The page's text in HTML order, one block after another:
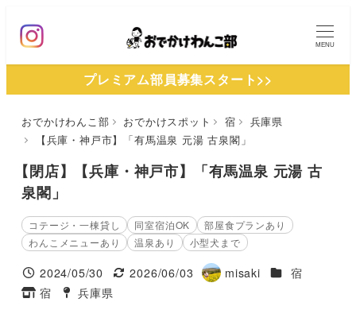
ン
MENU
プレミアム部員募集スタート>>
おでかけわんこ部 おでかけスポット 宿
兵庫県
【兵庫・神戸市】「有馬温泉 元湯 古泉閣」
【閉店】【兵庫・神戸市】「有馬温泉 元湯 古
泉閣」
コテージ・一棟貸し 同室宿泊OK
部屋食プランあり
わんこメニューあり
温泉あり 小型犬まで
投稿日
2024/05/30
更新日
2026/06/03
著
misaki 施設ジャンル
宿
タグ
宿
タグ
兵庫県